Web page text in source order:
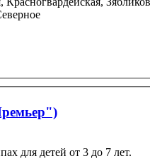
для детей от 3 до 7 лет.